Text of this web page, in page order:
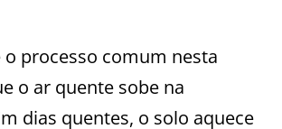
o processo comum nesta
o ar quente sobe na
dias quentes, o solo aquece